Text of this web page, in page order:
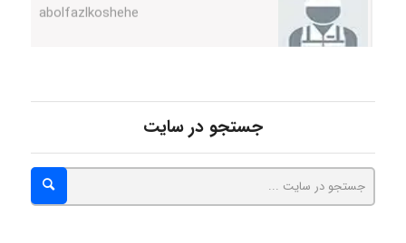
abolfazlkoshehe
fatima
جستجو در سایت